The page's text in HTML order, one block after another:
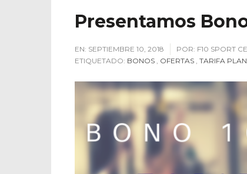
Presentamos
EN: SEPTIEMBRE 10, 2018 POR: F10 SPORT
ETIQUETADO: BONOS , OFERTAS , TARIFA